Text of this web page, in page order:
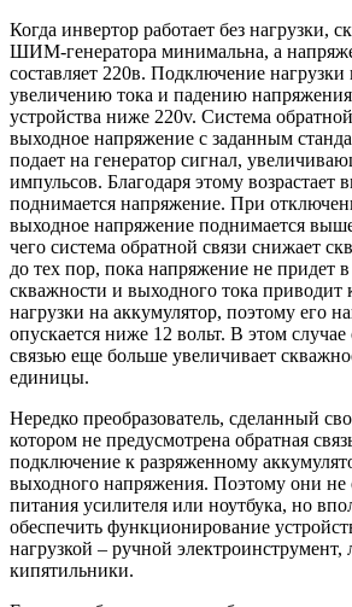
Когда инвертор работает без нагрузки,
ШИМ-генератора минимальна, а
составляет 220в. Подключение
увеличению тока и падению
устройства ниже 220v. Система
выходное напряжение с заданным
подает на генератор сигнал,
импульсов. Благодаря этому возрастает
поднимается напряжение. При
выходное напряжение поднимается
чего система обратной связи снижает
до тех пор, пока напряжение не придет
скважности и выходного тока приводит
нагрузки на аккумулятор, поэтому его
опускается ниже 12 вольт. В этом случае
связью еще больше увеличивает
единицы.
Нередко преобразователь, сделанный
котором не предусмотрена обратная
подключение к разряженному
выходного напряжения. Поэтому они не
питания усилителя или ноутбука, но
обеспечить функционирование
нагрузкой – ручной электроинструмент,
кипятильники.